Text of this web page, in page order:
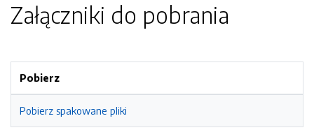
Załączniki do pobrania
Pobierz
Pobierz spakowane pliki